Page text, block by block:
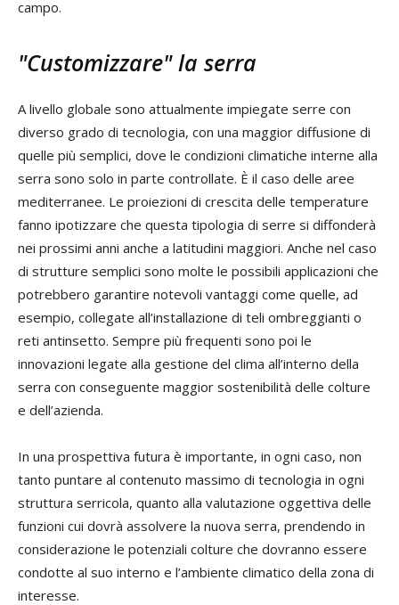
campo.
"Customizzare" la serra
A livello globale sono attualmente impiegate serre con
diverso grado di tecnologia, con una maggior diffusione di
quelle più semplici, dove le condizioni climatiche interne alla
serra sono solo in parte controllate. È il caso delle aree
mediterranee. Le proiezioni di crescita delle temperature
fanno ipotizzare che questa tipologia di serre si diffonderà
nei prossimi anni anche a latitudini maggiori. Anche nel caso
di strutture semplici sono molte le possibili applicazioni che
potrebbero garantire notevoli vantaggi come quelle, ad
esempio, collegate all’installazione di teli ombreggianti o
reti antinsetto. Sempre più frequenti sono poi le
innovazioni legate alla gestione del clima all’interno della
serra con conseguente maggior sostenibilità delle colture
e dell’azienda.
In una prospettiva futura è importante, in ogni caso, non
tanto puntare al contenuto massimo di tecnologia in ogni
struttura serricola, quanto alla valutazione oggettiva delle
funzioni cui dovrà assolvere la nuova serra, prendendo in
considerazione le potenziali colture che dovranno essere
condotte al suo interno e l’ambiente climatico della zona di
interesse.